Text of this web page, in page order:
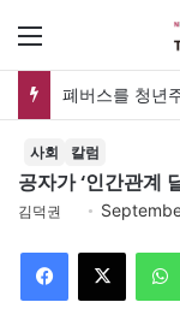
사회 칼럼
공자가 ‘인간관계
김덕권